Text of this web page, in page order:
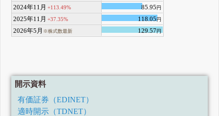
2024年11月 +113.49% 85.95円
2025年11月 +37.35% 118.05円
2026年5月 ※株式数最新 129.57円
開示資料
有価証券（EDINET）
適時開示（TDNET）